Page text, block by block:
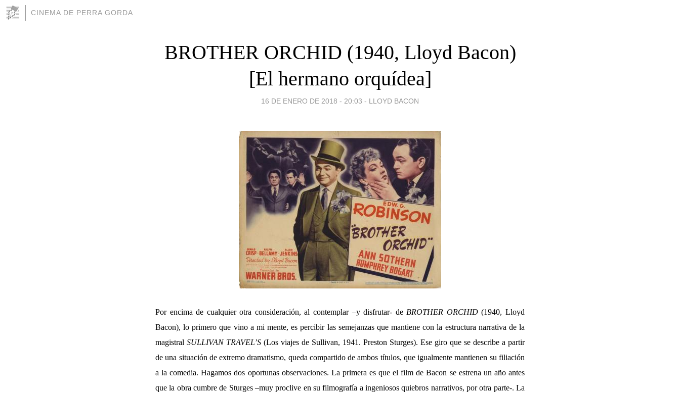
CINEMA DE PERRA GORDA
BROTHER ORCHID (1940, Lloyd Bacon)
[El hermano orquídea]
16 DE ENERO DE 2018 - 20:03 - LLOYD BACON
Por encima de cualquier otra consideración, al contemplar –y disfrutar- de BROTHER ORCHID(1940, Lloyd
Bacon), lo primero que vino a mi mente, es percibir las semejanzas que mantiene con la estructura narrativa de la
magistral SULLIVAN TRAVEL’S (Los viajes de Sullivan, 1941. Preston Sturges). Ese giro que se describe a partir
de una situación de extremo dramatismo, queda compartido de ambos títulos, que igualmente mantienen su filiación
a la comedia. Hagamos dos oportunas observaciones. La primera es que el film de Bacon se estrena un año antes
que la obra cumbre de Sturges –muy proclive en su filmografía a ingeniosos quiebros narrativos, por otra parte-. La